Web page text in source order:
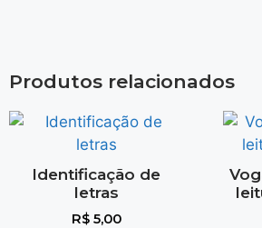
Produtos relacionados
Identificação de
letras
R$5,00